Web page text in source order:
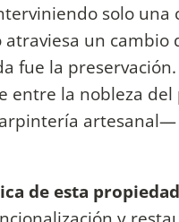
solo una
un cambio
fue la
entre la nobleza
de esta